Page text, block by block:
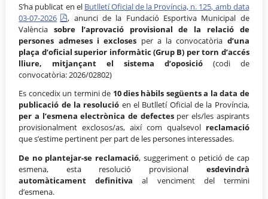
S’ha publicat en el Butlletí Oficial de la Província, n. 125, amb data
03-07-2026
, anunci de la Fundació Esportiva Municipal de
Valènciasobre l’aprovació provisional de la relació de
persones admeses i excloses per a la convocatòria d’una
plaça d’oficial superior informàtic (Grup B) per torn d’accés
lliure, mitjançant el sistema d’oposició(codi de
convocatòria: 2026/02802)
Es concedix un termini de 10 dies hàbils següents a la data de
publicació de la resolució en el Butlletí Oficial de la Província,
per a l’esmena electrònica de defectes per els/les aspirants
provisionalment exclosos/as, així com qualsevol reclamació
que s’estime pertinent per part de les persones interessades.
De no plantejar-se reclamació, suggeriment o petició de cap
esmena, esta resolució provisional esdevindrà
automàticament definitiva al venciment del termini
d’esmena.